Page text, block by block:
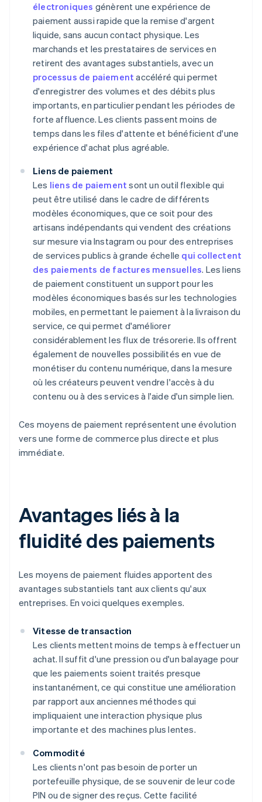
électroniques génèrent une expérience de
paiement aussi rapide que la remise d'argent
liquide, sans aucun contact physique. Les
marchands et les prestataires de services en
retirent des avantages substantiels, avec un
processus de paiement accéléré qui permet
d'enregistrer des volumes et des débits plus
importants, en particulier pendant les périodes de
forte affluence. Les clients passent moins de
temps dans les files d'attente et bénéficient d'une
expérience d'achat plus agréable.
Liens de paiement
Les liens de paiement sont un outil flexible qui
peut être utilisé dans le cadre de différents
modèles économiques, que ce soit pour des
artisans indépendants qui vendent des créations
sur mesure via Instagram ou pour des entreprises
de services publics à grande échelle qui collectent
des paiements de factures mensuelles. Les liens
de paiement constituent un support pour les
modèles économiques basés sur les technologies
mobiles, en permettant le paiement à la livraison du
service, ce qui permet d'améliorer
considérablement les flux de trésorerie. Ils offrent
également de nouvelles possibilités en vue de
monétiser du contenu numérique, dans la mesure
où les créateurs peuvent vendre l'accès à du
contenu ou à des services à l'aide d'un simple lien.
Ces moyens de paiement représentent une évolution
vers une forme de commerce plus directe et plus
immédiate.
Avantages liés à la
fluidité des paiements
Les moyens de paiement fluides apportent des
avantages substantiels tant aux clients qu'aux
entreprises. En voici quelques exemples.
Vitesse de transaction
Les clients mettent moins de temps à effectuer un
achat. Il suffit d'une pression ou d'un balayage pour
que les paiements soient traités presque
instantanément, ce qui constitue une amélioration
par rapport aux anciennes méthodes qui
impliquaient une interaction physique plus
importante et des machines plus lentes.
Commodité
Les clients n'ont pas besoin de porter un
portefeuille physique, de se souvenir de leur code
PIN ou de signer des reçus. Cette facilité